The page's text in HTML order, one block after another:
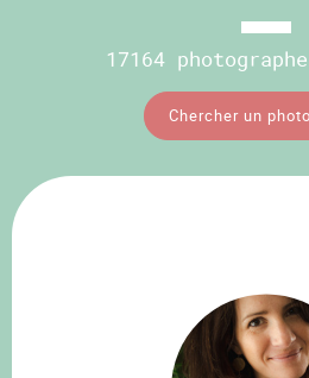
17164
Chercher un